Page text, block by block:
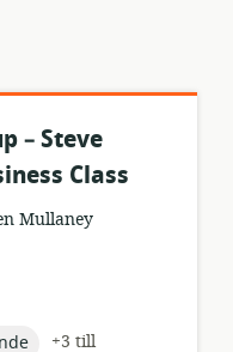
– Steve
Class
Mullaney
+3 till